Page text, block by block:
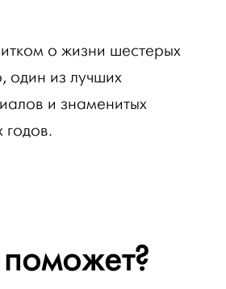
о жизни шестерых
один из лучших
и знаменитых
годов.